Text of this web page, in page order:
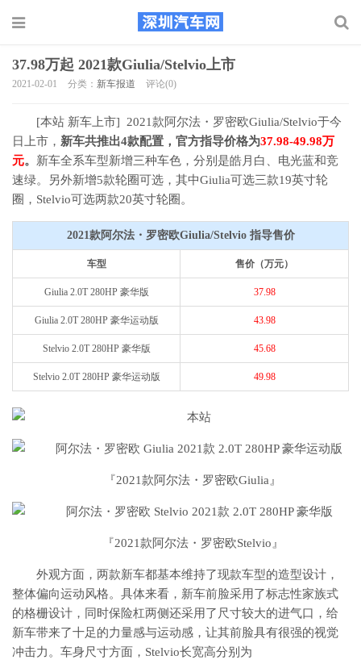
37.98万起 2021款Giulia/Stelvio上市
2021-02-01 分类： 新车报道 评论(0)
[本站 新车上市] 2021款阿尔法・罗密欧Giulia/Stelvio于今
日上市， 新车共推出4款配置，官方指导价格为37.98-49.98万
元。 新车全系车型新增三种车色，分别是皓月白、电光蓝和竞
速绿。另外新增5款轮圈可选，其中Giulia可选三款19英寸轮
圈，Stelvio可选两款20英寸轮圈。
2021款阿尔法・罗密欧Giulia/Stelvio 指导售价
车型 售价（万元）
Giulia 2.0T 280HP 豪华版 37.98
Giulia 2.0T 280HP 豪华运动版 43.98
Stelvio 2.0T 280HP 豪华版 45.68
Stelvio2.0T 280HP 豪华运动版 49.98
『2021款阿尔法・罗密欧Giulia 』
『2021款阿尔法・罗密欧Stelvio』
外观方面，两款新车都基本维持了现款车型的造型设计，
整体偏向运动风格。具体来看，新车前脸采用了标志性家族式
的格栅设计，同时保险杠两侧还采用了尺寸较大的进气口，给
新车带来了十足的力量感与运动感，让其前脸具有很强的视觉
冲击力。车身尺寸方面， Stelvio长宽高分别为